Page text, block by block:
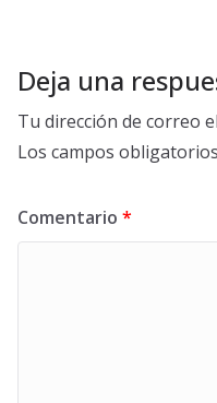
Deja una
Tu dirección de correo
Los campos
Comentario *